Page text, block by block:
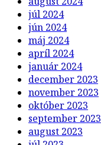
júl 2024
jún 2024
máj 2024
apríl 2024
január 2024
december 2023
november 2023
október 2023
september 2023
august 2023